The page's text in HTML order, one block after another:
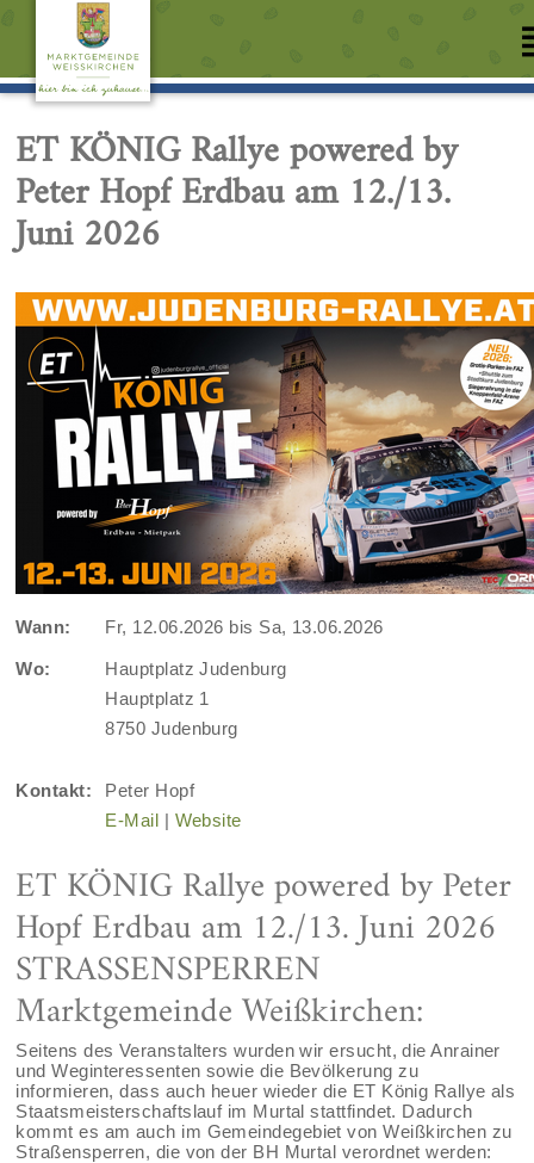
ET KÖNIG Rallye powered by
Peter Hopf Erdbau am 12./13.
Juni 2026
Wann: Fr, 12.06.2026 bis Sa, 13.06.2026
Wo:
Hauptplatz Judenburg
Hauptplatz 1
8750 Judenburg
Kontakt:
Peter Hopf
E-Mail | Website
ET KÖNIG Rallye powered by Peter
Hopf Erdbau am 12./13. Juni 2026
STRASSENSPERREN
Marktgemeinde Weißkirchen:
Seitens des Veranstalters wurden wir ersucht, die Anrainer
und Weginteressenten sowie die Bevölkerung zu
informieren, dass auch heuer wieder die ET König Rallye als
Staatsmeisterschaftslauf im Murtal stattfindet. Dadurch
kommt es am auch im Gemeindegebiet von Weißkirchen zu
Straßensperren, die von der BH Murtal verordnet werden: